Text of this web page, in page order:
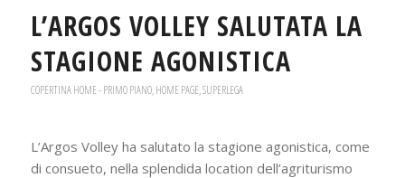
L’ARGOS VOLLEY SALUTATA LA
STAGIONE AGONISTICA
COPERTINA HOME - PRIMO PIANO,HOME PAGE,SUPERLEGA
L’Argos Volley ha salutato la stagione agonistica, come
di consueto, nella splendida location dell’agriturismo